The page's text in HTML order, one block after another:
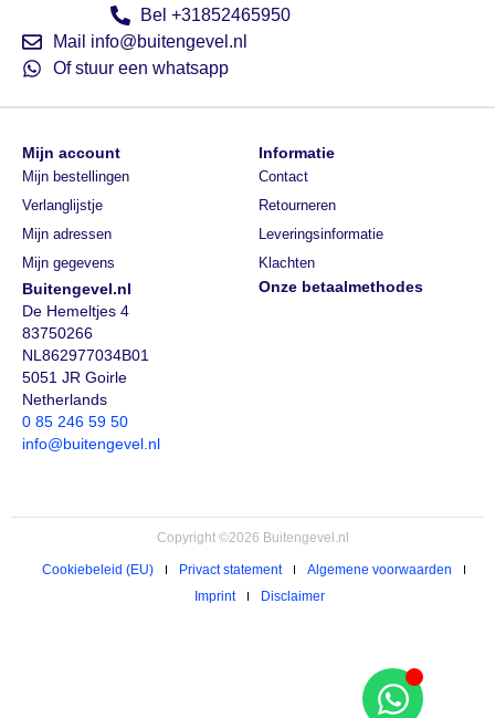
Bel +31852465950
Mail info@buitengevel.nl
Of stuur een whatsapp
Buitengevel.nl
De Hemeltjes 4
83750266
NL862977034B01
5051 JR Goirle
Netherlands
0 85 246 59 50
info@buitengevel.nl
Onze betaalmethodes
Mijn account
Mijn bestellingen
Verlanglijstje
Mijn adressen
Mijn gegevens
Informatie
Contact
Retourneren
Leveringsinformatie
Klachten
Copyright ©2026 Buitengevel.nl
Cookiebeleid (EU) Privact statement
Algemene voorwaarden
Imprint
Disclaimer